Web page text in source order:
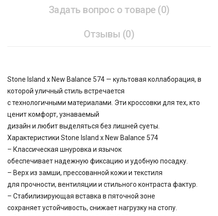
Задать вопрос о товаре (0)
Отзывы (0)
Stone Island x New Balance 574 — культовая коллаборация, в
которой уличный стиль встречается
с технологичными материалами. Эти кроссовки для тех, кто
ценит комфорт, узнаваемый
дизайн и любит выделяться без лишней суеты.
Характеристики Stone Island x New Balance 574
– Классическая шнуровка и язычок
обеспечивает надежную фиксацию и удобную посадку.
– Верх из замши, прессованной кожи и текстиля
для прочности, вентиляции и стильного контраста фактур.
– Стабилизирующая вставка в пяточной зоне
сохраняет устойчивость, снижает нагрузку на стопу.